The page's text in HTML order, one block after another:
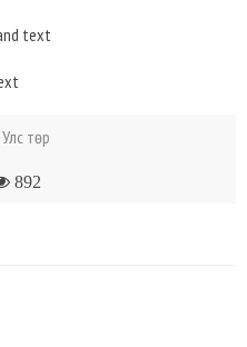
Улс төр
892